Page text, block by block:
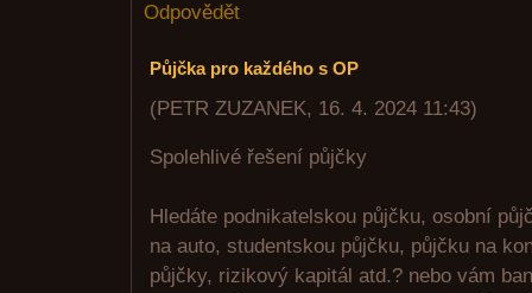
Odpovědět
Půjčka pro každého s OP
(PETR ZUZANEK, 16. 4. 2024 11:43)
Spolehlivé řešení půjčky
Hledáte podnikatelskou půjčku, osobní
na auto, studentskou půjčku, půjčku na
půjčky, rizikový kapitál atd.? nebo vám